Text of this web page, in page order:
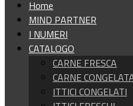
Home
MIND PARTNER
I NUMERI
CATALOGO
CARNE FRESCA
CARNE
ITTICI CONGELATI